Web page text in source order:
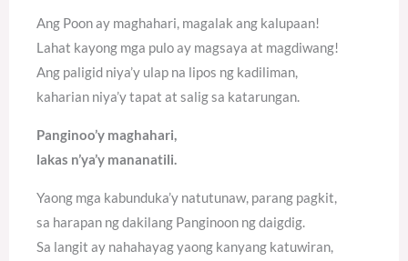
Ang Poon ay maghahari, magalak ang kalupaan!
Lahat kayong mga pulo ay magsaya at magdiwang!
Ang paligid niya’y ulap na lipos ng kadiliman,
kaharian niya’y tapat at salig sa katarungan.
Panginoo’y maghahari,
lakas n’ya’y mananatili.
Yaong mga kabunduka’y natutunaw, parang pagkit,
sa harapan ng dakilang Panginoon ng daigdig.
Sa langit ay nahahayag yaong kanyang katuwiran,